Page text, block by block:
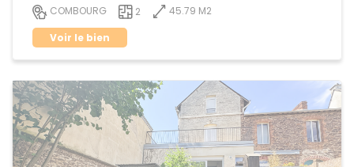
COMBOURG 2
45.79 M2
Voir le bien